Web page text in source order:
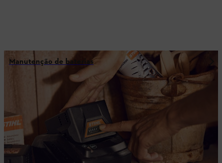
Manutenção de baterias